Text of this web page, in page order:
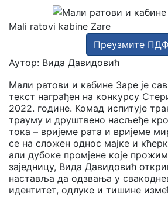
Mali ratovi kabine Zare
Преузмите ПДФ
Аутор: Вида Давидовић
Мали ратови и кабине Заре је
текст награђен на конкурсу
2022. године. Комад испитује
трауму и друштвено насљеђе
тока – вријеме рата и вријеме
се на сложен однос мајке и
али дубоке промјене које
заједницу, Вида Давидовић
наставља да одзвања у
идентитет, одлуке и тишине